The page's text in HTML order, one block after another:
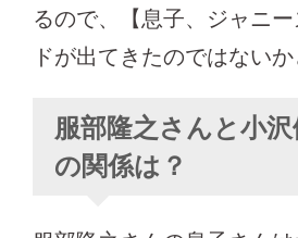
るので、【息子、ジャニ
ドが出てきたのではないか
服部隆之さんと小
の関係は？